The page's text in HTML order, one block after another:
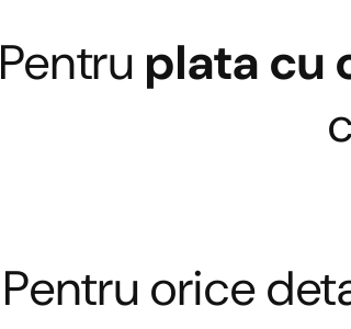
Pentru plata cu
Pentru orice